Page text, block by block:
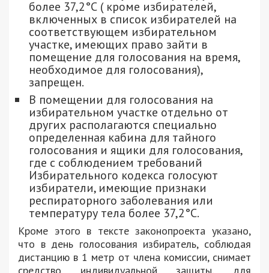
более 37,2°С ( кроме избирателей,
включенных в список избирателей на
соответствующем избирательном
участке, имеющих право зайти в
помещение для голосования на время,
необходимое для голосования),
запрещен.
В помещении для голосования на
избирательном участке отдельно от
других располагаются специально
определенная кабина для тайного
голосования и ящики для голосования,
где с соблюдением требований
Избирательного кодекса голосуют
избиратели, имеющие признаки
респираторного заболевания или
температуру тела более 37,2°С.
Кроме этого в тексте законопроекта указано,
что в день голосования избиратель, соблюдая
дистанцию ​​в 1 метр от члена комиссии, снимает
средство индивидуальной защиты, для